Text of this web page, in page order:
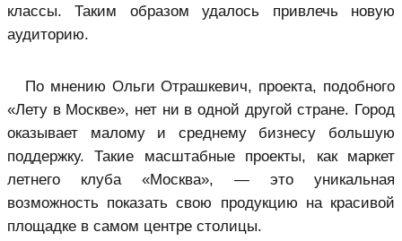
классы. Таким образом удалось привлечь новую
аудиторию.
По мнению Ольги Отрашкевич, проекта, подобного
«Лету в Москве», нет ни в одной другой стране. Город
оказывает малому и среднему бизнесу большую
поддержку. Такие масштабные проекты, как маркет
летнего клуба «Москва», — это уникальная
возможность показать свою продукцию на красивой
площадке в самом центре столицы.